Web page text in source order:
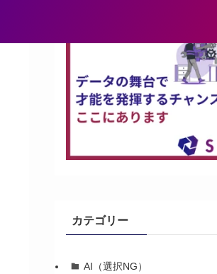
カテゴリー
AI（選択NG）